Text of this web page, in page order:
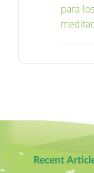
para-
Recent